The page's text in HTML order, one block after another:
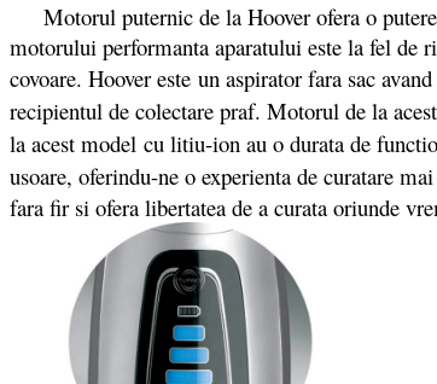
Motorul puternic de la Hoover ofera o putere
motorului performanta aparatului este la fel de
covoare. Hoover este un aspirator fara sac
recipientul de colectare praf. Motorul de la
la acest model cu litiu-ion au o durata de
usoare, oferindu-ne o experienta de curatare
fara fir si ofera libertatea de a curata oriunde